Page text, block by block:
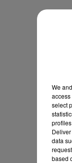
We and
select
data
based